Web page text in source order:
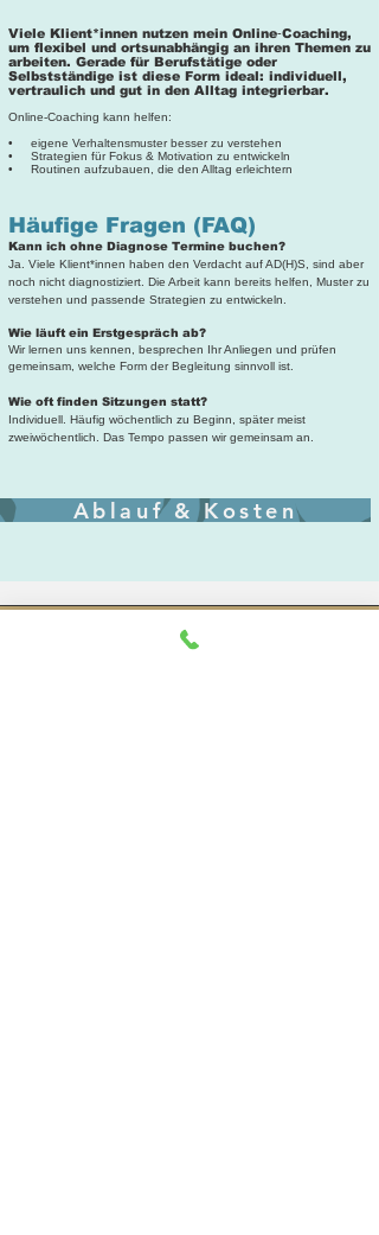
Viele Klient*innen nutzen mein Online‑Coaching,
um flexibel und ortsunabhängig an ihren Themen zu
arbeiten. Gerade für Berufstätige oder
Selbstständige ist diese Form ideal: individuell,
vertraulich und gut in den Alltag integrierbar.
Online‑Coaching kann helfen:
• eigene Verhaltensmuster besser zu verstehen
• Strategien für Fokus & Motivation zu entwickeln
• Routinen aufzubauen, die den Alltag erleichtern​
Häufige Fragen (FAQ)
Kann ich ohne Diagnose Termine buchen?
Ja. Viele Klient*innen haben den Verdacht auf AD(H)S, sind aber
noch nicht diagnostiziert. Die Arbeit kann bereits helfen, Muster zu
verstehen und passende Strategien zu entwickeln.
Wie läuft ein Erstgespräch ab?
Wir lernen uns kennen, besprechen Ihr Anliegen und prüfen
gemeinsam, welche Form der Begleitung sinnvoll ist.
Wie oft finden Sitzungen statt?
Individuell. Häufig wöchentlich zu Beginn, später meist
zweiwöchentlich. Das Tempo passen wir gemeinsam an.
Ablauf & Kosten